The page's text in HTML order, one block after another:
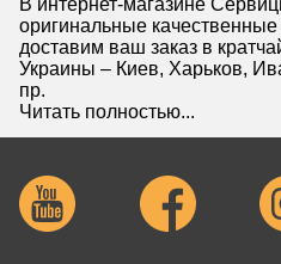
В интернет-магазине
оригинальные
доставим ваш заказ в
Украины – Киев, Харьков,
пр.
Читать полностью...